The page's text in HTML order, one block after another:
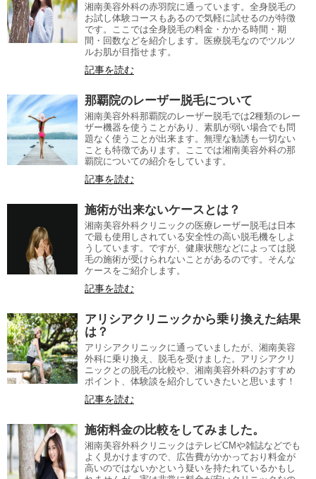
湘南美容外科の赤羽院に通っています。全身脱毛の
お試し体験コースもあるので気軽に試せるのが特徴
です。ここでは全身脱毛の料金・かかる時間・期
間・回数などを紹介します。医療脱毛なのでツルツ
ルお肌が目指せます。
記事を読む
那覇院のレーザー脱毛について
湘南美容外科那覇院のレーザー脱毛では2種類のレー
ザー機器を使うことがあり、素肌が弱い場合でも問
題なく使うことが出来ます。無理な勧誘も一切ない
ことも特徴であります。ここでは湘南美容外科の那
覇院についての紹介をしています。
記事を読む
施術が出来ないケースとは？
湘南美容外科クリニックの医療レーザー脱毛は日本
で最も使用しされている安全性の高い脱毛機をしよ
うしています。ですが、健康状態などによっては脱
毛の施術が受けられないことがあるのです。そんな
ケースをご紹介します。
記事を読む
アリシアクリニックから乗り換えた結果
は？
アリシアクリニックに通っていましたが、湘南美容
外科に乗り換え、脱毛を受けました。アリシアクリ
ニックとの脱毛の比較や、湘南美容外科のおすすめ
ポイント、体験談を紹介していきたいと思います！
記事を読む
施術料金の比較をしてみました。
湘南美容外科クリニックはテレビCMや雑誌などでも
よく見かけますので、広告費がかかっており料金が
高いのではないかという疑いを持たれているかもし